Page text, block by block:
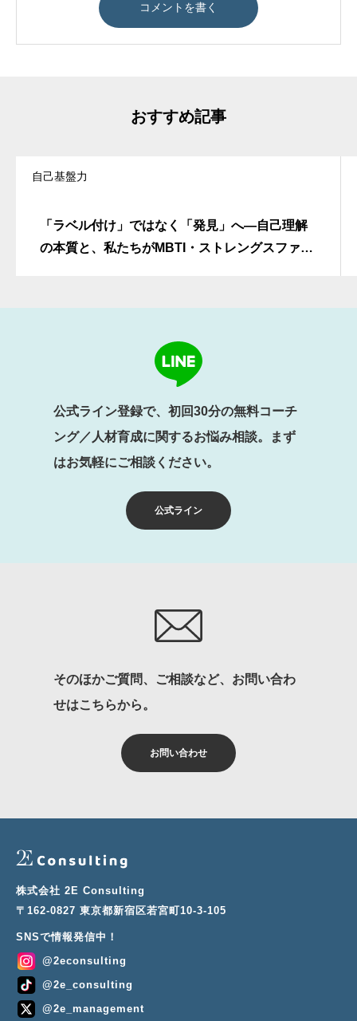
おすすめ記事
自己基盤力
「ラベル付け」ではなく「発見」へ―自己理解
の本質と、私たちがMBTI・ストレングスファイ
公式ライン
公式ライン登録で、初回30分の無料コーチ
ング／人材育成に関するお悩み相談。まず
はお気軽にご相談ください。
お問い合わせ
そのほかご質問、ご相談など、お問い合わ
せはこちらから。
株式会社 2E Consulting
〒162-0827 東京都新宿区若宮町10-3-105